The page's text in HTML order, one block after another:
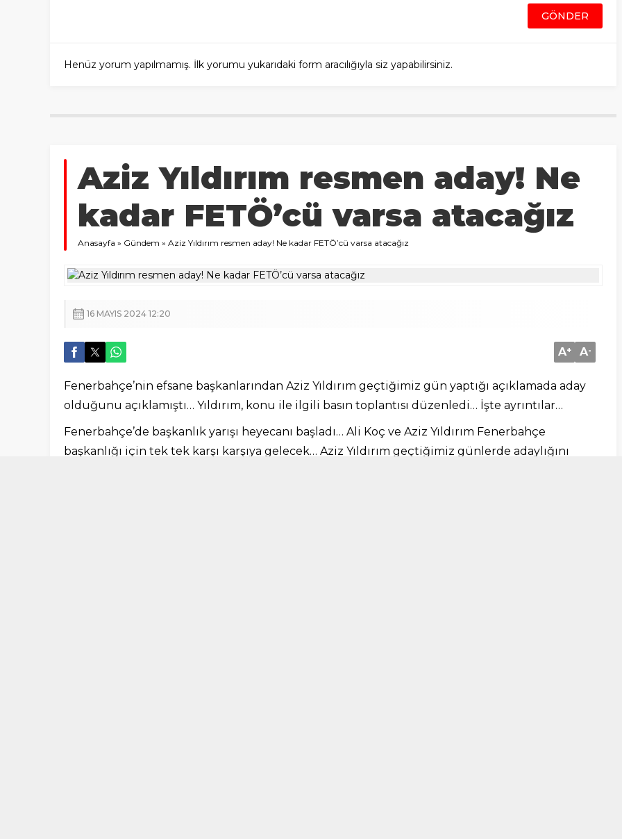
Henüz yorum yapılmamış. İlk yorumu yukarıdaki form aracılığıyla siz yapabilirsiniz.
Aziz Yıldırım resmen aday! Ne
kadar FETÖ’cü varsa atacağız
Anasayfa » Gündem » Aziz Yıldırım resmen aday! Ne kadar FETÖ’cü varsa atacağız
16 MAYIS 2024 12:20
A+ A-
Fenerbahçe’nin efsane başkanlarından Aziz Yıldırım geçtiğimiz gün yaptığı açıklamada aday
olduğunu açıklamıştı… Yıldırım, konu ile ilgili basın toplantısı düzenledi… İşte ayrıntılar…
Fenerbahçe’de başkanlık yarışı heyecanı başladı… Ali Koç ve Aziz Yıldırım Fenerbahçe
başkanlığı için tek tek karşı karşıya gelecek… Aziz Yıldırım geçtiğimiz günlerde adaylığını